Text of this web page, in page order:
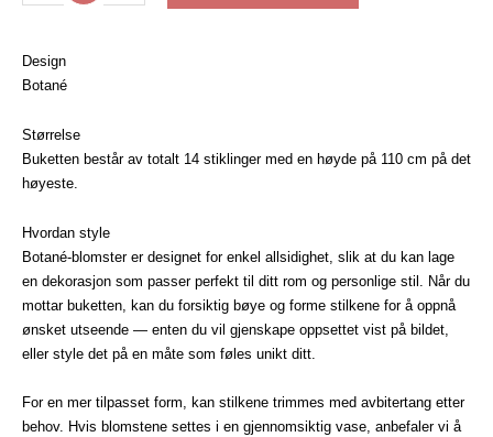
Design
Botané
Størrelse
Buketten består av totalt 14 stiklinger med en høyde på 110 cm på det
høyeste.
Hvordan style
Botané-blomster er designet for enkel allsidighet, slik at du kan lage
en dekorasjon som passer perfekt til ditt rom og personlige stil. Når du
mottar buketten, kan du forsiktig bøye og forme stilkene for å oppnå
ønsket utseende — enten du vil gjenskape oppsettet vist på bildet,
eller style det på en måte som føles unikt ditt.
For en mer tilpasset form, kan stilkene trimmes med avbitertang etter
behov. Hvis blomstene settes i en gjennomsiktig vase, anbefaler vi å